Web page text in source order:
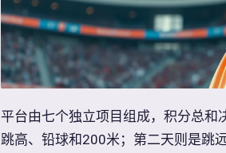
平台由七个独立项目组成，积分总和
跳高、铅球和200米；第二天则是跳